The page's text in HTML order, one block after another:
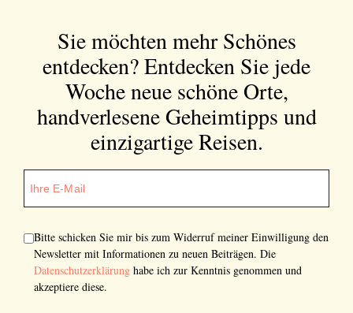
Sie möchten mehr Schönes
entdecken?Entdecken Sie jede
Woche neue schöne Orte,
handverlesene Geheimtipps und
einzigartige Reisen.
Bitte schicken Sie mir bis zum Widerruf meiner Einwilligung den
Newsletter mit Informationen zu neuen Beiträgen. Die
Datenschutzerklärung habe ich zur Kenntnis genommen und
akzeptiere diese.